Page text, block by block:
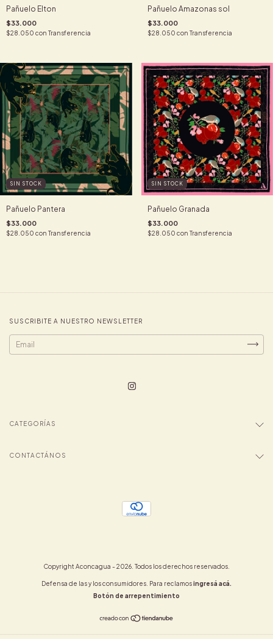
Pañuelo Elton
$33.000
$28.050 con Transferencia
Pañuelo Amazonas sol
$33.000
$28.050 con Transferencia
SIN STOCK
Pañuelo Pantera
$33.000
$28.050 con Transferencia
SIN STOCK
Pañuelo Granada
$33.000
$28.050 con Transferencia
SUSCRIBITE A NUESTRO NEWSLETTER
CATEGORÍAS
CONTACTÁNOS
Copyright Aconcagua - 2026. Todos los derechos reservados.
Defensa de las y los consumidores. Para reclamosingresá acá.
Botón de arrepentimiento